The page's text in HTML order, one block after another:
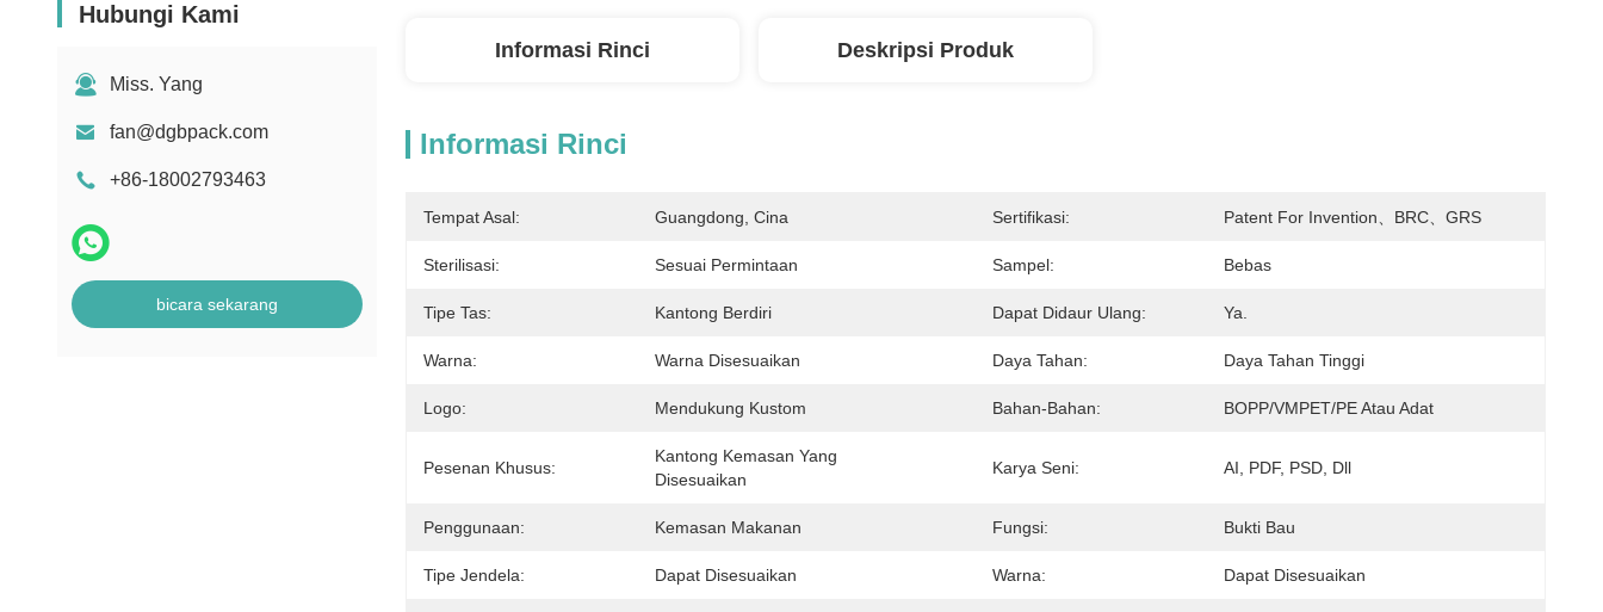
Hubungi Kami
Miss. Yang
fan@dgbpack.com
+86-18002793463
bicara sekarang
Informasi Rinci Deskripsi Produk
Informasi Rinci
Tempat Asal: Guangdong, Cina Sertifikasi: Patent For Invention、BRC、GRS
Sterilisasi: Sesuai Permintaan Sampel: Bebas
Tipe Tas: Kantong Berdiri Dapat Didaur Ulang: Ya.
Warna: Warna Disesuaikan Daya Tahan: Daya Tahan Tinggi
Logo: Mendukung Kustom Bahan-Bahan: BOPP/VMPET/PE Atau Adat
Pesenan Khusus:
Kantong Kemasan Yang
Disesuaikan
Karya Seni: AI, PDF, PSD, Dll
Penggunaan: Kemasan Makanan Fungsi: Bukti Bau
Tipe Jendela: Dapat Disesuaikan Warna: Dapat Disesuaikan